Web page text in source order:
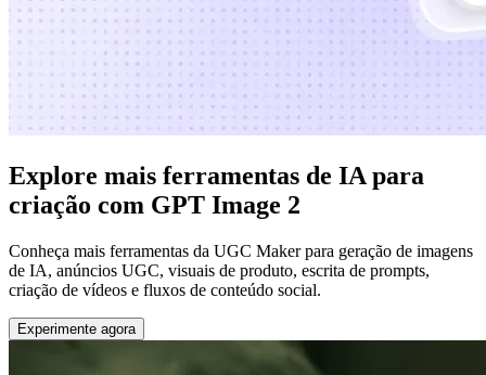
Explore mais ferramentas de IA para
criação com GPT Image 2
Conheça mais ferramentas da UGC Maker para geração de imagens
de IA, anúncios UGC, visuais de produto, escrita de prompts,
criação de vídeos e fluxos de conteúdo social.
Experimente agora